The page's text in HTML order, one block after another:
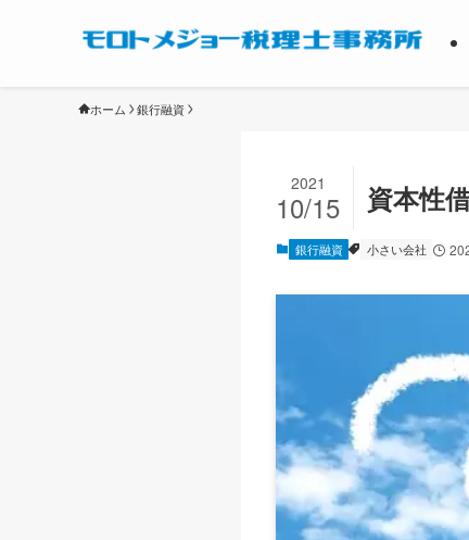
ホーム 銀行融資
資本性
2021
10/15
銀行融資 小さい会社